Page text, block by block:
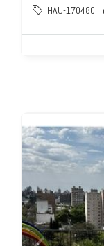
HAU-170480